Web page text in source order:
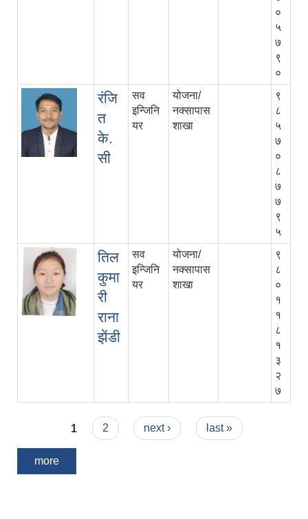
०
५
७
९
०
रंजि
त
के.
सी
सव
इन्जिनि
यर
योजना/
नक्सापास
शाखा
९
८
५
७
०
८
७
७
९
५
तिल
कुमा
री
राना
झेंडी
सव
इन्जिनि
यर
योजना/
नक्सापास
शाखा
९
८
०
१
१
८
१
३
२
७
Pages
1 2 next › last »
more